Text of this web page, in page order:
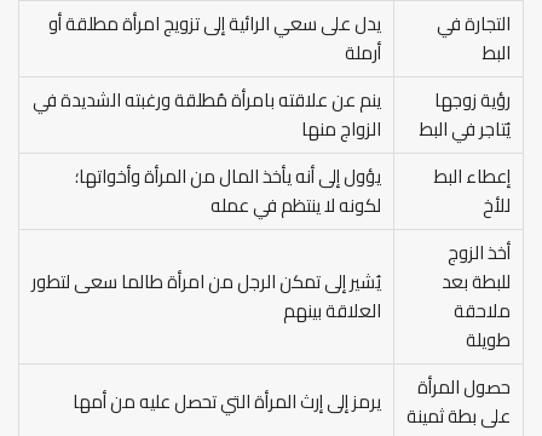
التجارة في
البط
يدل على سعي الرائية إلى تزويج امرأة مطلقة أو
أرملة
رؤية زوجها
يُتاجر في البط
ينم عن علاقته بامرأة مُطلقة ورغبته الشديدة في
الزواج منها
إعطاء البط
للأخ
يؤول إلى أنه يأخذ المال من المرأة وأخواتها؛
لكونه لا ينتظم في عمله
أخذ الزوج
للبطة بعد
ملاحقة
طويلة
يُشير إلى تمكن الرجل من امرأة طالما سعى لتطور
العلاقة بينهم
حصول المرأة
على بطة ثمينة
يرمز إلى إرث المرأة التي تحصل عليه من أمها